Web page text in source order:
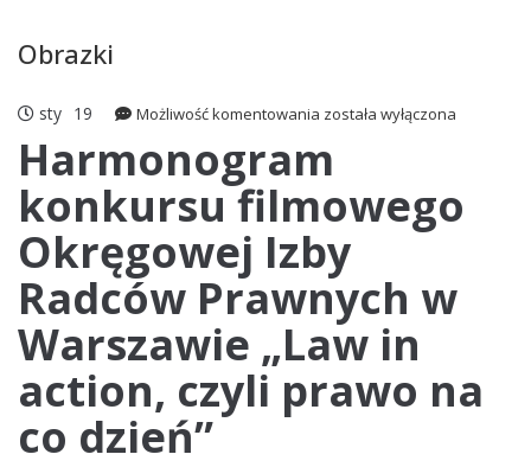
Obrazki
sty 19 Możliwość komentowania Harmonogram
filmowego
Izby
Prawnych
w
Warszawie
„Law
in
action,
czyli
została wyłączona
Harmonogram
konkursu filmowego
Okręgowej Izby
Radców Prawnych w
Warszawie „Law in
action, czyli prawo na
co dzień”